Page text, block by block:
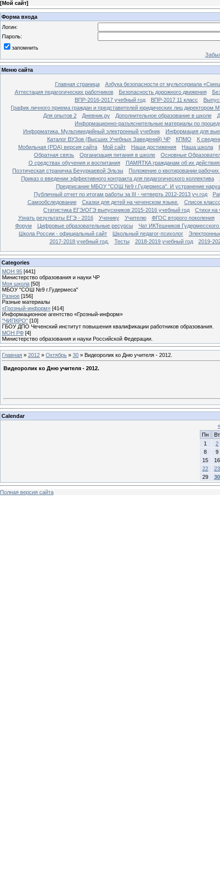
[Мой сайт]
Форма входа
Логин:
Пароль:
запомнить
Меню сайта
Главная страница
Азбука безопасности от мультсериала
Аттестация педагогических работников
Безопасность дорожного движения
ВПР-2016-2017 учебный год
ВПР-2017 11 класс
График личного приема граждан и представителей юридических лиц
Для опытов 2
Дневник.ру Дополнительное образование в школе
Информационно-разъяснительные материалы по
Информатика. Мультимедийный электронный учебник
Информация для
Каталог ВУЗов (Высших Учебных Заведений) ЧР
КПМО
К
Мобильная (PDA) версия сайта
Мой сайт Наши достижения Наша школа
Обратная связь
Организация питания в школе
Основные
О средствах обучения и воспитания
ПАМЯТКА гражданам об их
Поэтическая страничка Бечуркаевой Эльзы
Положение о квотировании
Приказ о введении эффективного контракта для педагогического коллектива
Предписание МБОУ "СОШ №9 г.Гудермеса". И устранение
Публичный отчет по итогам работы за III - четверть 2012-2013 уч.год
Самообследование
Сказки для детей на чеченском языке.
Список
Статистика ЕГЭ/ОГЭ выпускников 2015-2016 учебный год
Стихи на
Узнать результаты ЕГЭ - 2016
Ученику Учителю ФГОС второго поколения
Форум
Цифровые образовательные ресурсы
Чат ИКТешников Гудермесского
Школа России - официальный сайт
Школьный педагог-психолог
2017-2018 учебный год.
Тесты 2018-2019 учебный год 2019-
Categories
МОН 95 [441]
Министерство образования и науки ЧР
Моя школа [50]
МБОУ "СОШ №9 г.Гудермеса"
Разное [156]
Разные материалы
«Грозный-информ» [414]
Информационное агентство «Грозный-информ»
"ЧИПКРО" [10]
ГБОУ ДПО Чеченский институт повышения квалификации работников образования.
МОН РФ [4]
Министерство образования и науки Российской Федерации.
Главная » 2012 » Октябрь » 30 » Видеоролик ко Дню учителя - 2012.
Видеоролик ко Дню учителя - 2012.
Calendar
«
Пн
Вт
1
2
8
9
15
16
22
23
29
30
Полная версия сайта